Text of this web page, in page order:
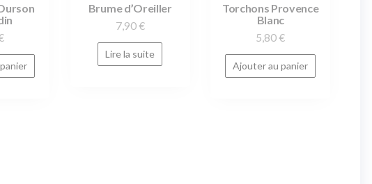
Brume d’Oreiller
7,90 €
Lire la suite
Torchons Provence
Blanc
5,80 €
Ajouter au panier